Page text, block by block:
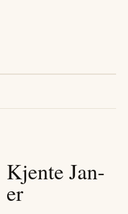
Kjente Jan-
er